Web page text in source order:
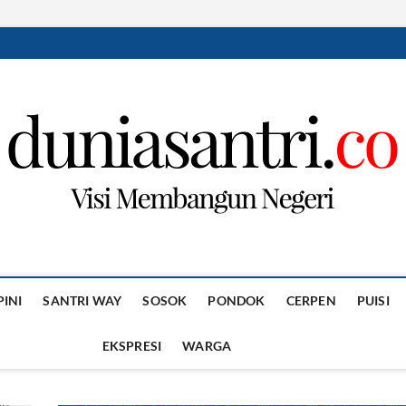
SANTRI WAY SOSOK PONDOK CERPEN PUISI
EKSPRESI WARGA